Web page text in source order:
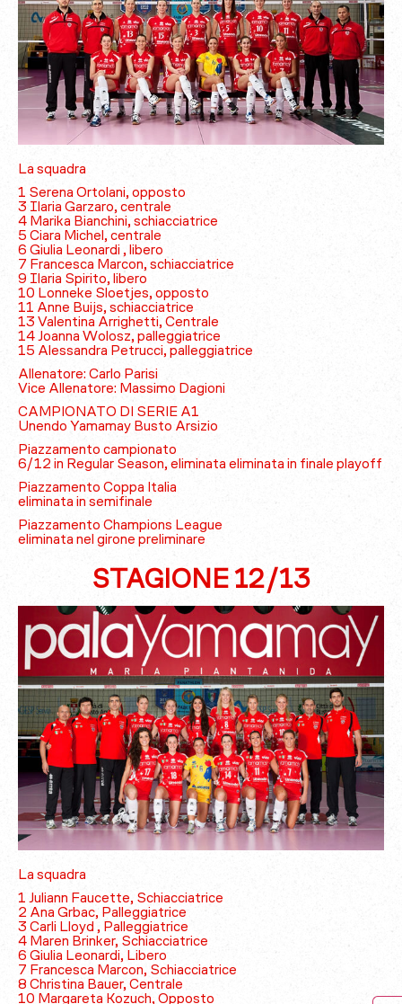
La squadra
1 Serena Ortolani, opposto
3 Ilaria Garzaro, centrale
4 Marika Bianchini, schiacciatrice
5 Ciara Michel, centrale
6 Giulia Leonardi , libero
7 Francesca Marcon, schiacciatrice
9 Ilaria Spirito, libero
10 Lonneke Sloetjes, opposto
11 Anne Buijs, schiacciatrice
13 Valentina Arrighetti, Centrale
14 Joanna Wolosz, palleggiatrice
15 Alessandra Petrucci, palleggiatrice
Allenatore: Carlo Parisi
Vice Allenatore: Massimo Dagioni
CAMPIONATO DI SERIE A1
Unendo Yamamay Busto Arsizio
Piazzamento campionato
6/12 in Regular Season, eliminata eliminata in finale playoff
Piazzamento Coppa Italia
eliminata in semifinale
Piazzamento Champions League
eliminata nel girone preliminare
STAGIONE 12/13
La squadra
1 Juliann Faucette, Schiacciatrice
2 Ana Grbac, Palleggiatrice
3 Carli Lloyd , Palleggiatrice
4 Maren Brinker, Schiacciatrice
6 Giulia Leonardi, Libero
7 Francesca Marcon, Schiacciatrice
8 Christina Bauer, Centrale
10 Margareta Kozuch, Opposto